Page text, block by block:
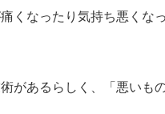
くなったり気持ち悪くな
があるらしく、「悪いも